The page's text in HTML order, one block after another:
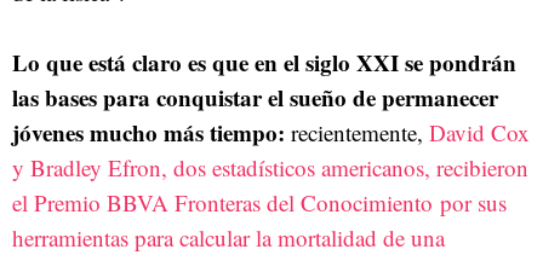
Lo que está claro es que en el siglo XXI se pondrán
las bases para conquistar el sueño de permanecer
jóvenes mucho más tiempo: recientemente, David Cox
y Bradley Efron, dos estadísticos americanos, recibieron
el Premio BBVA Fronteras del Conocimiento por sus
herramientas para calcular la mortalidad de una